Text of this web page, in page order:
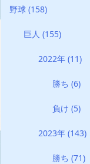
野球 (158)
巨人(155)
2022年 (11)
勝ち(6)
負け(5)
2023年 (143)
勝ち(71)